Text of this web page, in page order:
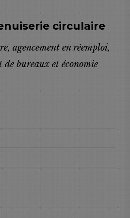
circulaire
agencement en réemploi,
bureaux et économie